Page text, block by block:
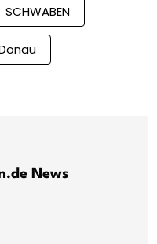
SCHWABEN
News